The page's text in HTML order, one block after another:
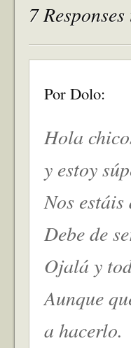
7
Por Dolo:
Hola
y estoy
Nos
Debe de
Ojalá y
Aunque
a hacerlo.